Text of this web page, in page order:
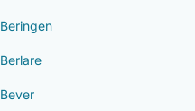
Beringen
Berlare
Bever